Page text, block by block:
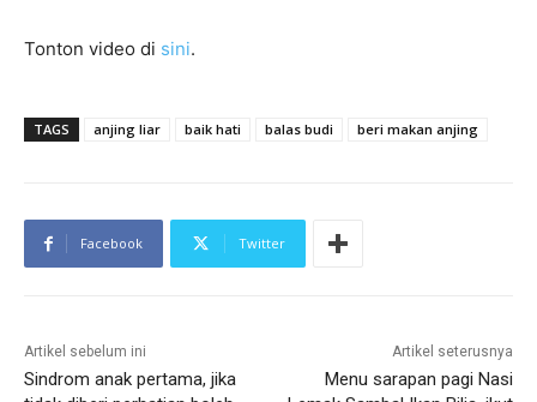
Tonton video di sini.
TAGS anjing liar baik hati balas budi beri makan anjing
Facebook Twitter
Artikel sebelum ini
Sindrom anak pertama, jika
Artikel seterusnya
Menu sarapan pagi Nasi